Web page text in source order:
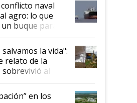
naval
agro: lo que
buque parado
que Argentina
sucio"
la vida":
relato de la
al
en los